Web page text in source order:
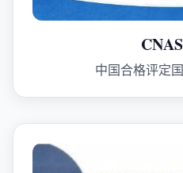
中国合格评定